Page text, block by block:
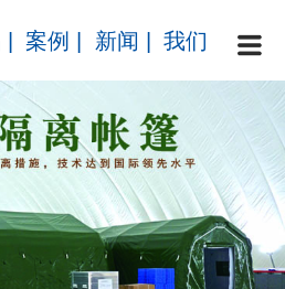
案例 新闻 我们